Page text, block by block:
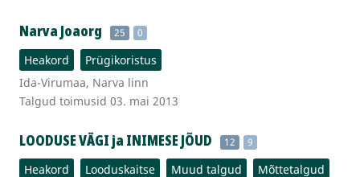
Narva Joaorg 25 0
Heakord
Prügikoristus
Ida-Virumaa, Narva linn
Talgud toimusid 03. mai 2013
LOODUSE VÄGI ja INIMESE JÕUD 12 9
Heakord Looduskaitse Muud talgud
Mõttetalgud